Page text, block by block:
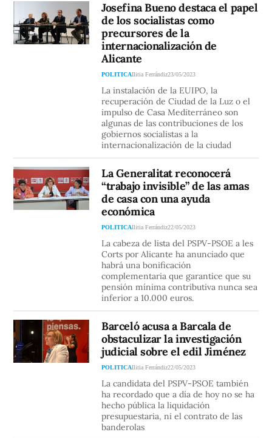
Josefina Bueno destaca el papel
de los socialistas como
precursores de la
internacionalización de
Alicante
POLITICAIlitia Ferrándiz23/05/2023
La instalación de la EUIPO, la
recuperación de Ciudad de la Luz o el
impulso de Casa Mediterráneo son
algunas de las contribuciones de los
gobiernos socialistas a la
internacionalización de la ciudad
La Generalitat reconocerá
“trabajo invisible” de las amas
de casa con una ayuda
económica
POLITICAIlitia Ferrándiz22/05/2023
La cabeza de lista del PSPV-PSOE a les
Corts por Alicante ha anunciado que
habrá una bonificación
complementaria que garantice que su
pensión mínima contributiva nunca sea
inferior a 10.000 euros.
Barceló acusa a Barcala de
obstaculizar la investigación
judicial sobre el edil Jiménez
POLITICAIlitia Ferrándiz22/05/2023
La candidata del PSPV-PSOE también
ha recordado que a día de hoy no se ha
hecho pública la liquidación
presupuestaria, ni el contrato de las
banderolas